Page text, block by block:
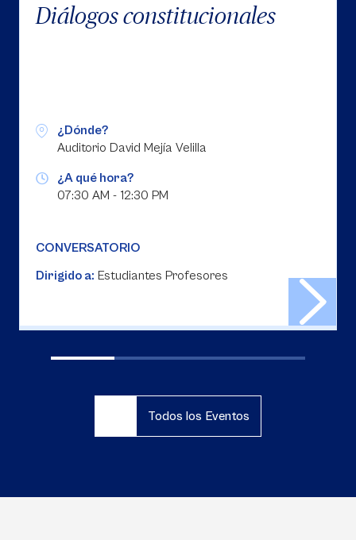
Diálogos constitucionales
¿Dónde?
Auditorio David Mejía Velilla
¿A qué hora?
07:30 AM - 12:30 PM
CONVERSATORIO
Dirigido a: Estudiantes Profesores
Todos los Eventos